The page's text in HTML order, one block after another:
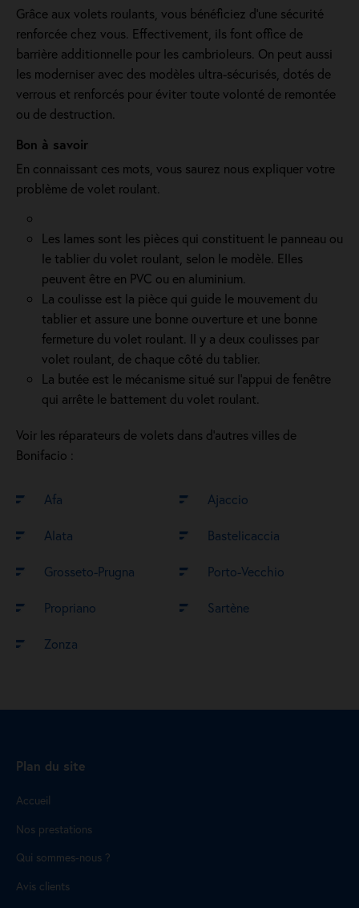
Grâce aux volets roulants, vous bénéficiez d'une sécurité
renforcée chez vous. Effectivement, ils font office de
barrière additionnelle pour les cambrioleurs. On peut aussi
les moderniser avec des modèles ultra-sécurisés, dotés de
verrous et renforcés pour éviter toute volonté de remontée
ou de destruction.
Bon à savoir
En connaissant ces mots, vous saurez nous expliquer votre
problème de volet roulant.
Les lames sont les pièces qui constituent le panneau ou
le tablier du volet roulant, selon le modèle. Elles
peuvent être en PVC ou en aluminium.
La coulisse est la pièce qui guide le mouvement du
tablier et assure une bonne ouverture et une bonne
fermeture du volet roulant. Il y a deux coulisses par
volet roulant, de chaque côté du tablier.
La butée est le mécanisme situé sur l’appui de fenêtre
qui arrête le battement du volet roulant.
Voir les réparateurs de volets dans d’autres villes de
Bonifacio :
Afa Ajaccio
Alata Bastelicaccia
Grosseto-Prugna Porto-Vecchio
Propriano Sartène
Zonza
Plan du site
Accueil
Nos prestations
Qui sommes-nous ?
Avis clients